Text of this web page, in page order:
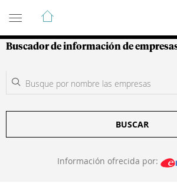
Guía de Empresas
Buscador de información de
BUSCAR
Información ofrecida por: